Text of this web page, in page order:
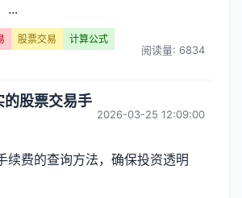
...
股票交易
计算公式
阅读量: 6834
的股票交易手
2026-03-25 12:09:00
续费的查询方法，确保投资透明